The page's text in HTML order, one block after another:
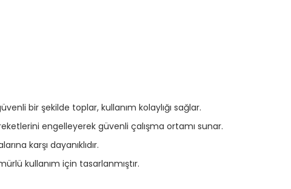
bir şekilde toplar, kullanım kolaylığı sağlar.
engelleyerek güvenli çalışma ortamı sunar.
karşı dayanıklıdır.
kullanım için tasarlanmıştır.